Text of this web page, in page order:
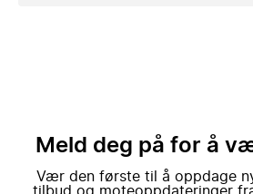
Meld deg på for å
Vær den første til å oppdage